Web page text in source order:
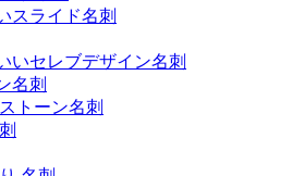
スライド名刺
いセレブデザイン名刺
名刺
トーン名刺